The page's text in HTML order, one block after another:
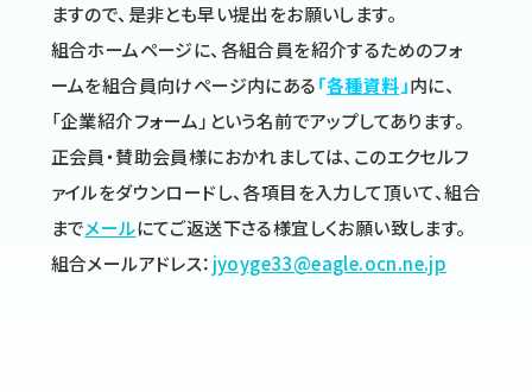
ますので、是非とも早い提出をお願いします。
組合ホームページに、各組合員を紹介するためのフォ
ームを組合員向けページ内にある「各種資料」内に、
「企業紹介フォーム」という名前でアップしてあります。
正会員・賛助会員様におかれましては、このエクセルフ
ァイルをダウンロードし、各項目を入力して頂いて、組合
までメールにてご返送下さる様宜しくお願い致します。
組合メールアドレス： jyoyge33@eagle.ocn.ne.jp